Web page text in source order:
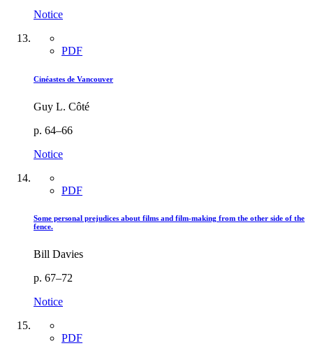
Notice
PDF
Cinéastes de Vancouver
Guy L. Côté
p. 64–66
Notice
PDF
Some personal prejudices about films and film-making from the other side of the
fence.
Bill Davies
p. 67–72
Notice
PDF